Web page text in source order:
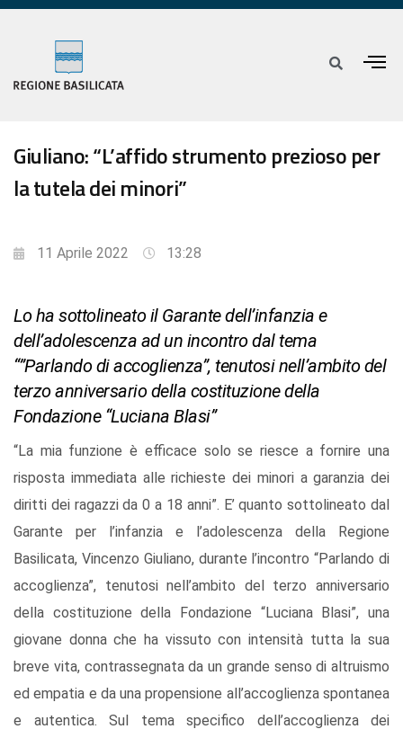
Giuliano: “L’affido strumento prezioso per
la tutela dei minori”
11 Aprile 2022 13:28
Lo ha sottolineato il Garante dell’infanzia e
dell’adolescenza ad un incontro dal tema
“”Parlando di accoglienza”, tenutosi nell’ambito del
terzo anniversario della costituzione della
Fondazione “Luciana Blasi”
“La mia funzione è efficace solo se riesce a fornire una
risposta immediata alle richieste dei minori a garanzia dei
diritti dei ragazzi da 0 a 18 anni”. E’ quanto sottolineato dal
Garante per l’infanzia e l’adolescenza della Regione
Basilicata, Vincenzo Giuliano, durante l’incontro “Parlando di
accoglienza”, tenutosi nell’ambito del terzo anniversario
della costituzione della Fondazione “Luciana Blasi”, una
giovane donna che ha vissuto con intensità tutta la sua
breve vita, contrassegnata da un grande senso di altruismo
ed empatia e da una propensione all’accoglienza spontanea
e autentica. Sul tema specifico dell’accoglienza dei